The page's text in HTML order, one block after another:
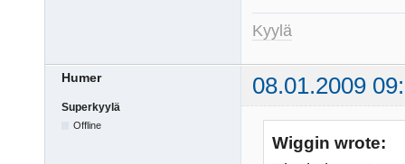
Kyylä
Humer 08.01.2009
Superkyylä
Offline
Wiggin wrote: